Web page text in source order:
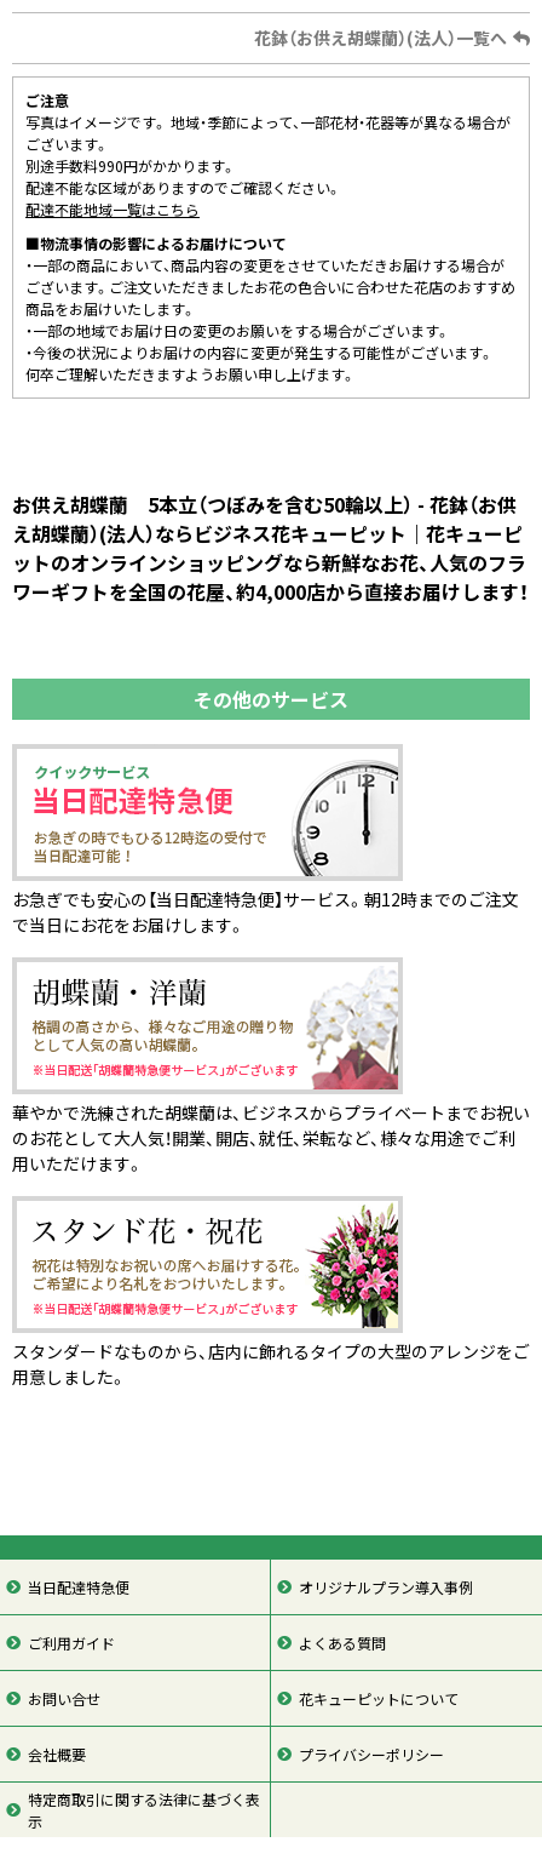
花鉢（お供え胡蝶蘭）(法人）一覧へ
ご注意
写真はイメージです。 地域・季節によって、一部花材・花器等が異なる場合が
ございます。
別途手数料990円がかかります。
配達不能な区域がありますのでご確認ください。
配達不能地域一覧はこちら
■物流事情の影響によるお届けについて
・一部の商品において、商品内容の変更をさせていただきお届けする場合が
ございます。ご注文いただきましたお花の色合いに合わせた花店のおすすめ
商品をお届けいたします。
・一部の地域でお届け日の変更のお願いをする場合がございます。
・今後の状況によりお届けの内容に変更が発生する可能性がございます。
何卒ご理解いただきますようお願い申し上げます。
お供え胡蝶蘭 5本立（つぼみを含む50輪以上） - 花鉢（お供
え胡蝶蘭）(法人）ならビジネス花キューピット｜花キューピ
ットのオンラインショッピングなら新鮮なお花、人気のフラ
ワーギフトを全国の花屋、約4,000店から直接お届けします！
その他のサービス
お急ぎでも安心の【当日配達特急便】サービス。朝12時までのご注文
で当日にお花をお届けします。
華やかで洗練された胡蝶蘭は、ビジネスからプライベートまでお祝い
のお花として大人気！開業、開店、就任、栄転など、様々な用途でご利
用いただけます。
スタンダードなものから、店内に飾れるタイプの大型のアレンジをご
用意しました。
当日配達特急便 オリジナルプラン導入事例
ご利用ガイド よくある質問
お問い合せ 花キューピットについて
会社概要 プライバシーポリシー
特定商取引に関する法律に基づく表
示